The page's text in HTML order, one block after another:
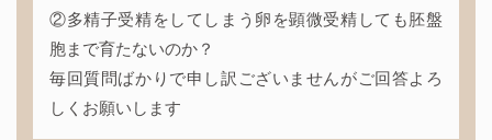
②多精子受精をしてしまう卵を顕微受精しても胚盤
胞まで育たないのか？
毎回質問ばかりで申し訳ございませんがご回答よろ
しくお願いします